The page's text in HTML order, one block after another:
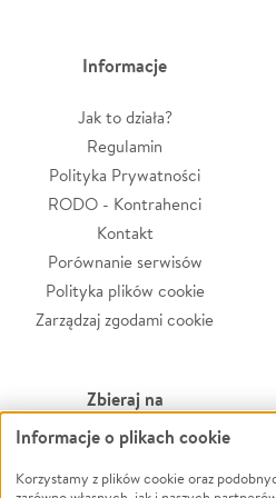
Informacje
Jak to działa?
Regulamin
Polityka Prywatności
RODO - Kontrahenci
Kontakt
Porównanie serwisów
Polityka plików cookie
Zarządzaj zgodami cookie
Zbieraj na
Leczenie
Zwierzęta
Informacje o plikach cookie
Korzystamy z plików cookie oraz